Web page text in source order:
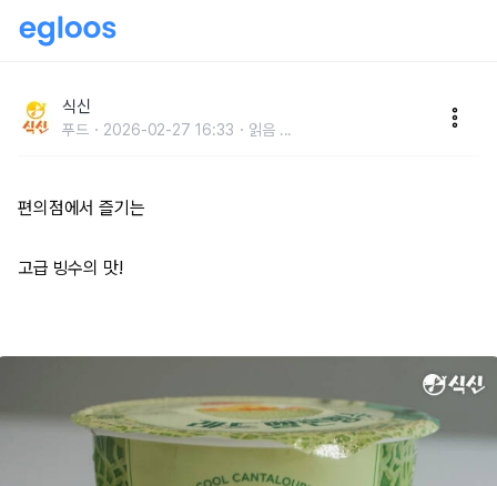
식신
푸드 2026-02-27 16:33 읽음 ...
편의점에서 즐기는
고급 빙수의 맛!